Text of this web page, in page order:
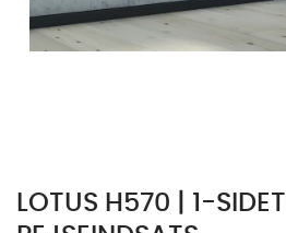
LOTUS H570 | 1-SIDET